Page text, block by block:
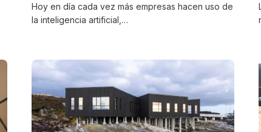
Hoy en día cada vez más empresas hacen uso de
la inteligencia artificial,…